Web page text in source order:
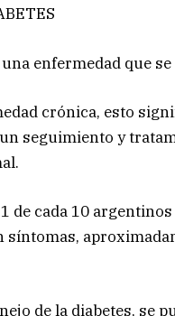
una enfermedad que
crónica, esto
seguimiento y
de cada 10
síntomas,
de la diabetes, se